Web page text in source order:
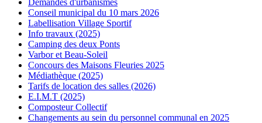
Demandes d'urbanismes
Conseil municipal du 10 mars 2026
Labellisation Village Sportif
Info travaux (2025)
Camping des deux Ponts
Varbor et Beau-Soleil
Concours des Maisons Fleuries 2025
Médiathèque (2025)
Tarifs de location des salles (2026)
E.I.M.T (2025)
Composteur Collectif
Changements au sein du personnel communal en 2025